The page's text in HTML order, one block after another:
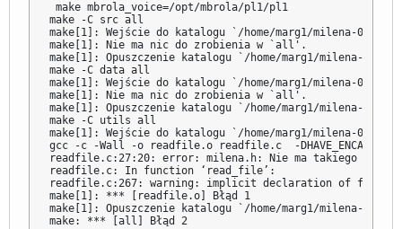
make mbrola_voice=/opt/mbrola/pl1/pl1
make -C src all
make[1]: Wejście do katalogu `/home/marg1/milena-
make[1]: Nie ma nic do zrobienia w `all'.
make[1]: Opuszczenie katalogu `/home/marg1/milena-
make -C data all
make[1]: Wejście do katalogu `/home/marg1/milena-
make[1]: Nie ma nic do zrobienia w `all'.
make[1]: Opuszczenie katalogu `/home/marg1/milena-
make -C utils all
make[1]: Wejście do katalogu `/home/marg1/milena-
gcc -c -Wall -o readfile.o readfile.c  -DHAVE_ENCA=1
readfile.c:27:20: error: milena.h: Nie ma takiego pliku
readfile.c: In function ‘read_file’:
readfile.c:267: warning: implicit declaration of
make[1]: *** [readfile.o] Błąd 1
make[1]: Opuszczenie katalogu `/home/marg1/milena-
make: *** [all] Błąd 2